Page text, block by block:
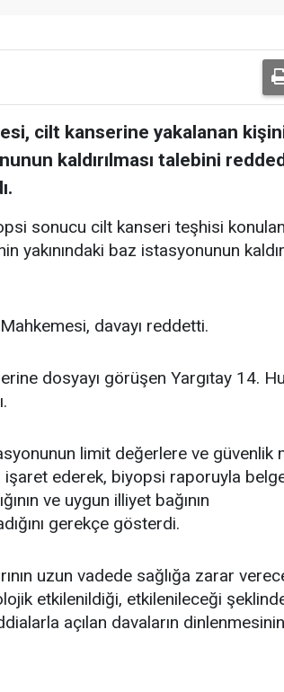
cilt kanserine yakalanan
kaldırılması talebini
sonucu cilt kanseri teşhisi
yakınındaki baz istasyonunun
davayı reddetti.
dosyayı görüşen Yargıtay 14.
limit değerlere ve güvenlik
işaret ederek, biyopsi raporuyla
ve uygun illiyet bağının
gerekçe gösterdi.
uzun vadede sağlığa zarar
etkilenildiği, etkilenileceği
açılan davaların